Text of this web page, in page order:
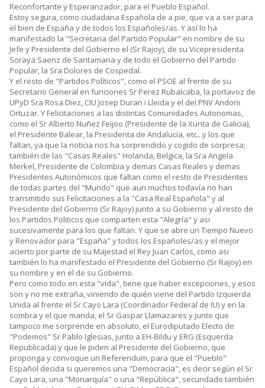
Reconfortante y Esperanzador, para el Pueblo Español.
Estoy segura, como ciudadana Española de a pie, que va a ser para
el bien de España y de todos los Españoles/as. Y así lo ha
manifestado la "Secretaria del Partido Popular" en nombre de su
Jefe y Presidente del Gobierno el (Sr Rajoy), de su Vicepresidenta
Soraya Saenz de Santamaria y de todo el Gobierno del Partido
Popular, la Sra Dolores de Cospedal.
Y el resto de "Partidos Políticos", como el PSOE al frente de su
Secretario General en funciones Sr Perez Rubalcaba, la portavoz de
UPyD Sra Rosa Diez, CIU Josep Duran i Lleida y el del PNV Andoni
Ortuzar. Y Felicitaciones a las distintas Comunidades Autonomas,
como el Sr Alberto Nuñez Feijoo (Presidente de la Xunta de Galicia),
el Presidente Balear, la Presidenta de Andalucía, etc...y los que
faltan, ya que la noticia nos ha sorprendido y cogido de sorpresa;
también de las "Casas Reales" Holanda, Belgica, la Sra Angela
Merkel, Presidente de Colombia y demas Casas Reales y demas
Presidentes Autonómicos que faltan como el resto de Presidentes
de todas partes del "Mundo" que aun muchos todavía no han
transmitido sus Felicitaciones a la "Casa Real Española" y al
Presidente del Gobierno (Sr Rajoy) junto a su Gobierno y al resto de
los Partidos Politicos que comparten esta "Alegría" y asi
sucesivamente para los que faltan. Y que se abre un Tiempo Nuevo
y Renovador para "España" y todos los Españoles/as y el mejor
acierto por parte de su Majestad el Rey Juan Carlos, como asi
también lo ha manifestado el Presidente del Gobierno (Sr Rajoy) en
su nombre y en el de su Gobierno.
Pero como todo en esta "vida", tiene que haber excepciones, y esos
son y no me extraña, viniendo de quién viene del Partido Izquierda
Unida al frente el Sr Cayo Lara (Coordinador Federal de IU) y en la
sombra y el que manda, el Sr Gaspar Llamazares y junto que
tampoco me sorprende en absoluto, el Eurodiputado Electo de
"Podemos" Sr Pablo Iglesias, junto a EH-Bildu y ERG (Esquerda
Republicada) y que le piden al Presidente del Gobierno, que
proponga y convoque un Referendum, para que el "Pueblo"
Español decida si queremos una "Democracia", es decir según el Sr
Cayo Lara, una "Monarquía" o una "República", secundado también